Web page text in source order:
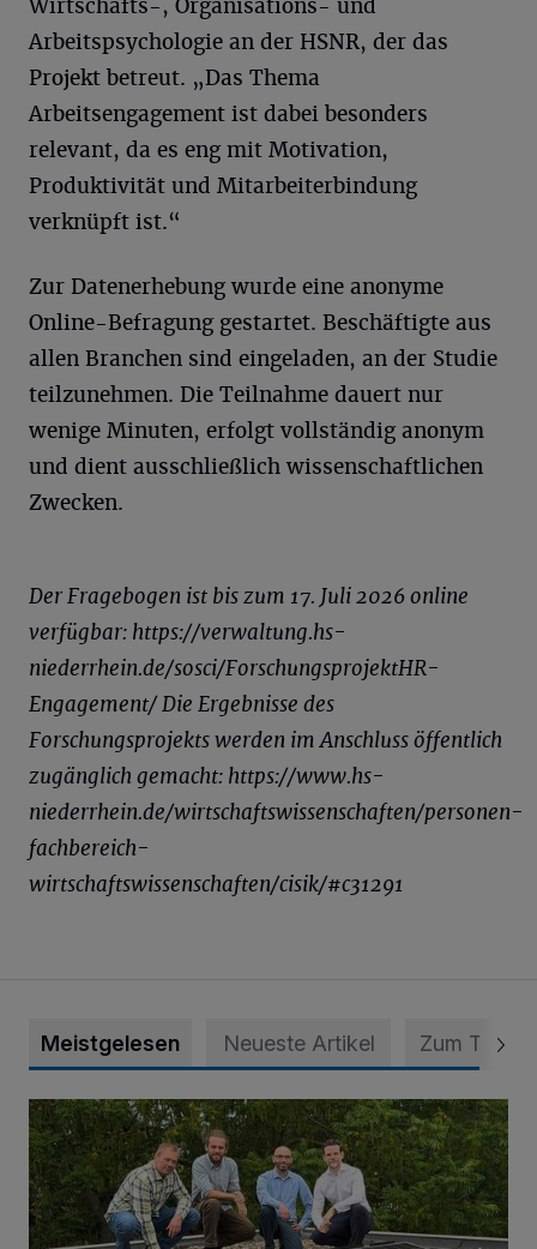
Wirtschafts-, Organisations- und
Arbeitspsychologie an der HSNR, der das
Projekt betreut. „Das Thema
Arbeitsengagement ist dabei besonders
relevant, da es eng mit Motivation,
Produktivität und Mitarbeiterbindung
verknüpft ist.“
Zur Datenerhebung wurde eine anonyme
Online-Befragung gestartet. Beschäftigte aus
allen Branchen sind eingeladen, an der Studie
teilzunehmen. Die Teilnahme dauert nur
wenige Minuten, erfolgt vollständig anonym
und dient ausschließlich wissenschaftlichen
Zwecken.
Der Fragebogen ist bis zum 17. Juli 2026 online
verfügbar: https://verwaltung.hs-
niederrhein.de/sosci/ForschungsprojektHR-
Engagement/ Die Ergebnisse des
Forschungsprojekts werden im Anschluss öffentlich
zugänglich gemacht: https://www.hs-
niederrhein.de/wirtschaftswissenschaften/personen-
fachbereich-
wirtschaftswissenschaften/cisik/#c31291
Meistgelesen Neueste Artikel Zum Thema
Nächster Schritt zu mehr Selbstversorgung